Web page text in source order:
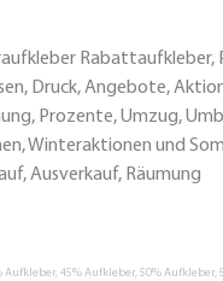
Rabattaufkleber,
Druck, Angebote,
Prozente, Umzug,
Winteraktionen und
Ausverkauf, Räumung
45% Aufkleber, 50%